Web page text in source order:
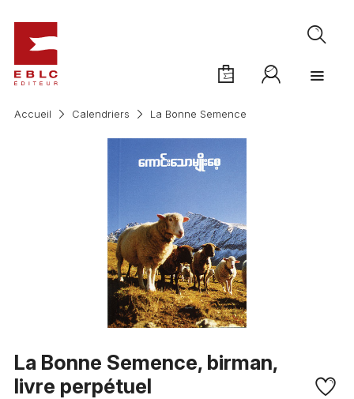
Accueil Calendriers La Bonne Semence
La Bonne Semence, birman,
livre perpétuel